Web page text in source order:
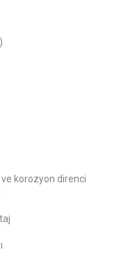
ve korozyon direnci